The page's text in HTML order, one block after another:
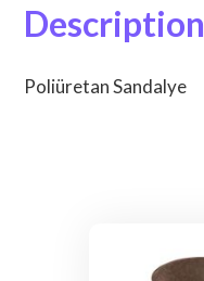
Description
Poliüretan Sandalye